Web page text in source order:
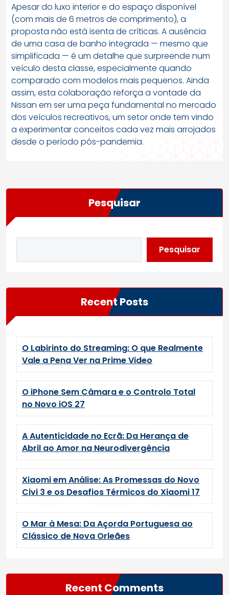
Apesar do luxo interior e do espaço disponível
(com mais de 6 metros de comprimento), a
proposta não está isenta de críticas. A ausência
de uma casa de banho integrada — mesmo que
simplificada — é um detalhe que surpreende num
veículo desta classe, especialmente quando
comparado com modelos mais pequenos. Ainda
assim, esta colaboração reforça a vontade da
Nissan em ser uma peça fundamental no mercado
dos veículos recreativos, um setor onde tem vindo
a experimentar conceitos cada vez mais arrojados
desde o período pós-pandemia.
Pesquisar
Pesquisar
Recent Posts
O Labirinto do Streaming: O que Realmente
Vale a Pena Ver na Prime Video
O iPhone Sem Câmara e o Controlo Total
no Novo iOS 27
A Autenticidade no Ecrã: Da Herança de
Abril ao Amor na Neurodivergência
Xiaomi em Análise: As Promessas do Novo
Civi 3 e os Desafios Térmicos do Xiaomi 17
O Mar à Mesa: Da Açorda Portuguesa ao
Clássico de Nova Orleães
Recent Comments